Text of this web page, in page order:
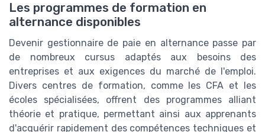
Les programmes de formation en
alternance disponibles
Devenir gestionnaire de paie en alternance passe par
de nombreux cursus adaptés aux besoins des
entreprises et aux exigences du marché de l'emploi.
Divers centres de formation, comme les CFA et les
écoles spécialisées, offrent des programmes alliant
théorie et pratique, permettant ainsi aux apprenants
d'acquérir rapidement des compétences techniques et